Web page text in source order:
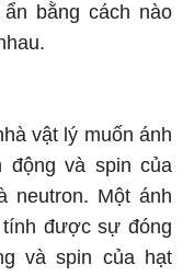
bằng cách nào
vật lý muốn ánh
và spin của
neutron. Một ánh
được sự đóng
và spin của hạt